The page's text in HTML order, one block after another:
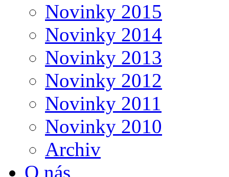
Novinky 2015
Novinky 2014
Novinky 2013
Novinky 2012
Novinky 2011
Novinky 2010
Archiv
O nás